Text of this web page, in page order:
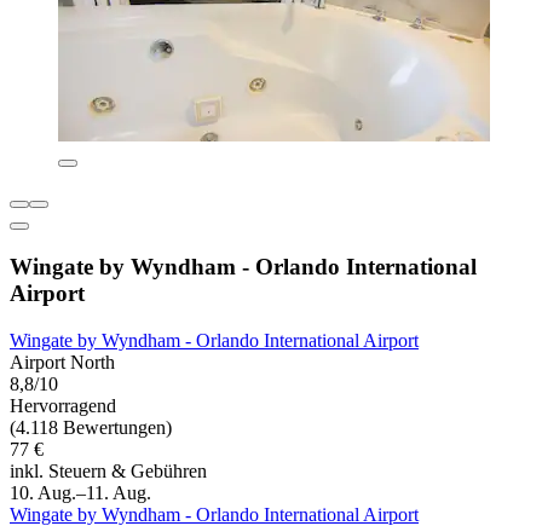
Wingate by Wyndham - Orlando International
Airport
Wingate by Wyndham - Orlando International Airport
Airport North
8,8/10
Hervorragend
(4.118 Bewertungen)
77 €
inkl. Steuern & Gebühren
10. Aug.–11. Aug.
Wingate by Wyndham - Orlando International Airport